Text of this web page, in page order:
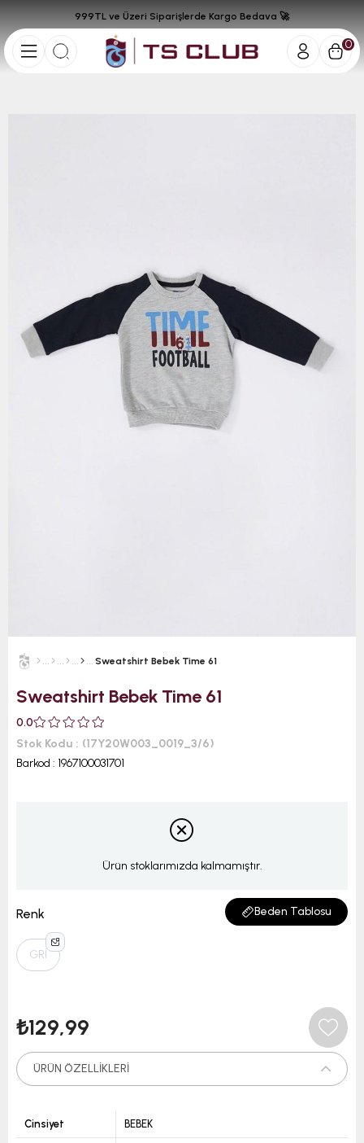
0
999TL ve Üzeri Siparişlerde Kargo Bedava 🚀
Sweatshirt Bebek Time 61
Sweatshirt Bebek Time 61
0.0
Stok Kodu
(17Y20W003_0019_3/6)
Barkod : 1967100031701
Ürün stoklarımızda kalmamıştır.
Renk Beden Tablosu
GRİ
₺129,99
ÜRÜN ÖZELLIKLERI
Cinsiyet BEBEK